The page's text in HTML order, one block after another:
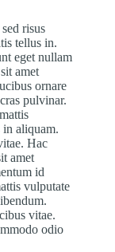
risus
tellus in.
eget nullam
amet
ornare
pulvinar.
in aliquam.
Hac
amet
id
vulputate
vitae.
odio